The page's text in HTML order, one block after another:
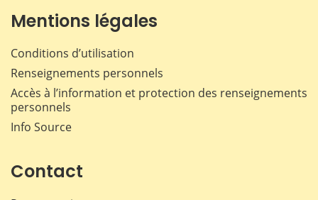
Mentions légales
Conditions d’utilisation
Renseignements personnels
Accès à l’information et protection des renseignements
personnels
Info Source
Contact